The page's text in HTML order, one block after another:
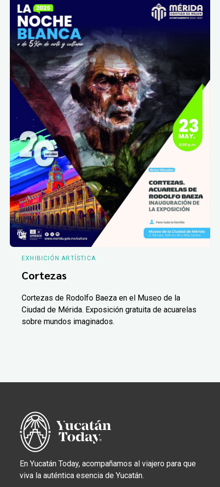
EXHIBICIÓN ARTÍSTICA
Cortezas
Cortezas de Rodolfo Baeza en el Museo de la
Ciudad de Mérida. Exposición gratuita de acuarelas
sobre mundos imaginados.
En Yucatán Today, acompañamos al viajero para que
viva la auténtica esencia de Yucatán.